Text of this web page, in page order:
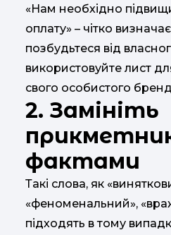
«Нам необхідно
оплату» – чітко
позбудьтеся від
використовуйте лист
свого особистого
2. Замініть
фактами
Такі слова, як
«феноменальний»,
підходять в тому